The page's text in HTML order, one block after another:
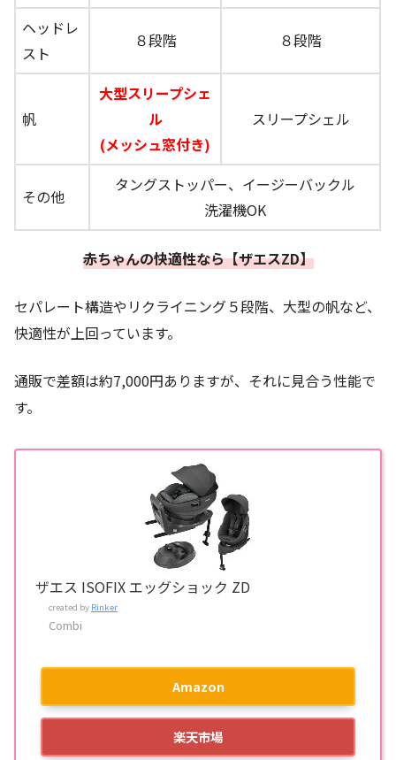
ヘッドレ
スト
８段階 ８段階
帆
大型スリープシェ
ル
(メッシュ窓付き)
スリープシェル
その他
タングストッパー、イージーバックル
洗濯機OK
赤ちゃんの快適性なら【ザエスZD】
セパレート構造やリクライニング５段階、大型の帆など、
快適性が上回っています。
通販で差額は約7,000円ありますが、それに見合う性能で
す。
ザエス ISOFIX エッグショック ZD
created by Rinker
Combi
Amazon
楽天市場